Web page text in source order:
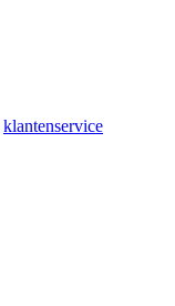
klantenservice